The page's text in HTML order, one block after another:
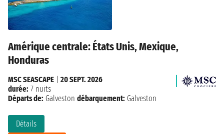
Amérique centrale: États Unis, Mexique,
Honduras
Détails
MSC SEASCAPE
20 SEPT. 2026
durée: 7 nuits
Départs de: Galveston débarquement: Galveston